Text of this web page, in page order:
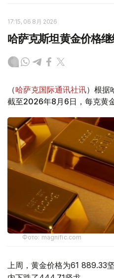
17:15, 06 8月 2026
哈萨克斯坦黄金价格
（哈萨克国际通讯社讯）根据
截至2026年8月6日，每克黄
Фото: magnific.com
上周，黄金价格为61 889.33